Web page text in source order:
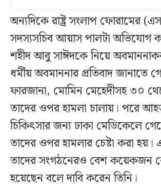
অন্যদিকে রাষ্ট্র সংলাপ ফোরামের
সদস্যসচিব আয়াস পালটা অভিযোগ
শহীদ আবু সাঈদকে নিয়ে
ধর্মীয় অবমাননার প্রতিবাদ জানাতে
ফারজানা, মোমিন মেহেদীসহ ৩০
তাদের ওপর হামলা চালায়। পরে
চিকিৎসার জন্য ঢাকা মেডিকেলে
তাদের ওপর হামলার চেষ্টা করা হয়।
তাদের সংগঠনেরও বেশ কয়েকজন
হয়েছেন বলে দাবি করেন তিনি।